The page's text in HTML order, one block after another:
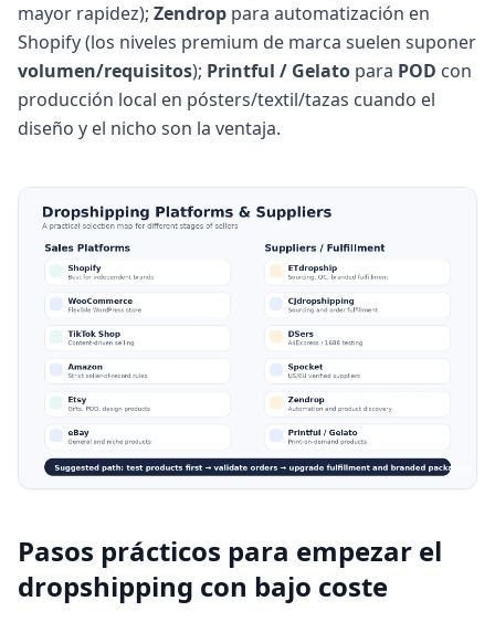
mayor rapidez); Zendrop para automatización en
Shopify (los niveles premium de marca suelen suponer
volumen/requisitos); Printful / Gelato para POD con
producción local en pósters/textil/tazas cuando el
diseño y el nicho son la ventaja.
Pasos prácticos para empezar el
dropshipping con bajo coste